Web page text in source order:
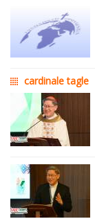
cardinale tagle